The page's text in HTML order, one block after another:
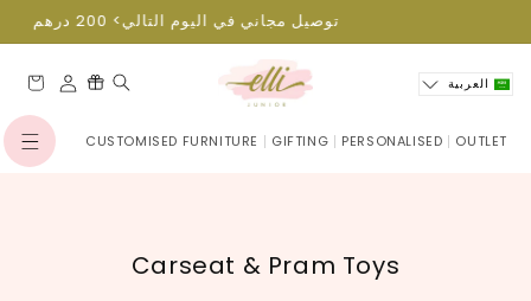
المحتوى
توصيل مجاني في اليوم التالي> 200 درهم
OUTLET
PERSONALISED
GIFTING
CUSTOMISED FURNITUREتسجيل
العربة العربية
ا
Carseat & Pram Toys